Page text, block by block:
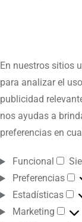
En nuestros sitios
para analizar el
publicidad
nos ayudas a
preferencias en
Funcional
Preferencias
Estadísticas
Marketing